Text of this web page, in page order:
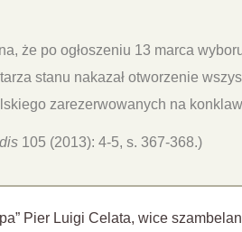
że po ogłoszeniu 13 marca
stanu nakazał otworzenie
zarezerwowanych na
105 (2013): 4-5, s. 367-368.)
Pier Luigi Celata, wice